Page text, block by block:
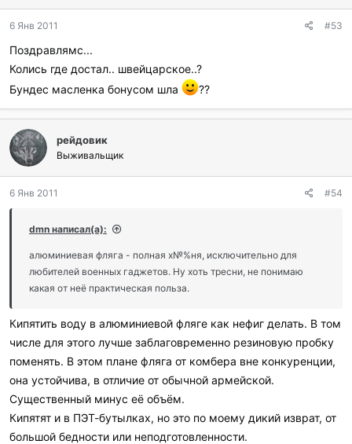
а
и
л
и
6 Янв 2011 #53
Поздравлямс...
Колись где достал.. швейцарское..?
Бундес масленка бонусом шла
??
рейдовик
Выживальщик
6 Янв 2011 #54
dmn написал(а):
алюминиевая фляга - полная х№%ня, исключительно для
любителей военных гаджетов. Ну хоть тресни, не понимаю
какая от неё практическая польза.
Кипятить воду в алюминиевой фляге как нефиг делать. В том
числе для этого лучше заблаговременно резиновую пробку
поменять. В этом плане фляга от комбера вне конкуренции,
она устойчива, в отличие от обычной армейской.
Существенный минус её объём.
Кипятят и в ПЭТ-бутылках, но это по моему дикий изврат, от
большой бедности или неподготовленности.